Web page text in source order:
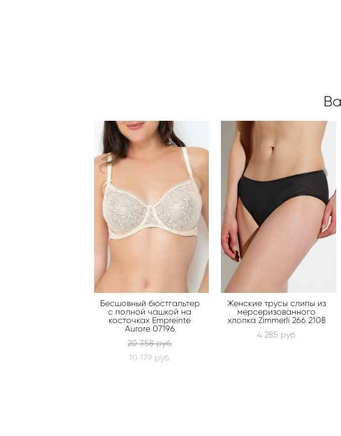
Бесшовный бюстгальтер
с полной чашкой на
косточках Empreinte
Aurore 07196
20 358 pуб.
10 179 pуб.
Женские трусы слипы из
мерсеризованного
хлопка Zimmerli 266 2108
4 285 pуб.